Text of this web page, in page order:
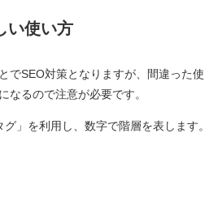
い使い方
でSEO対策となりますが、間違った使
なるので注意が必要です。
」を利用し、数字で階層を表します。